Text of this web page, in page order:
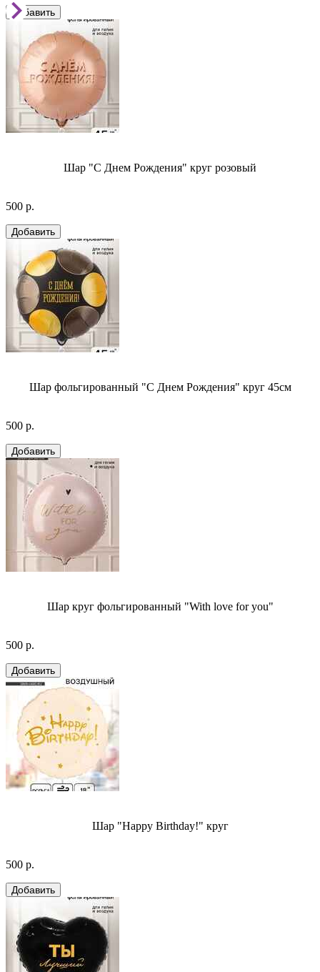
Шар "С Днем Рождения" круг розовый
500 р.
Шар фольгированный "С Днем Рождения" круг 45см
500 р.
Шар круг фольгированный "With love for you"
500 р.
Шар "Happy Birthday!" круг
500 р.